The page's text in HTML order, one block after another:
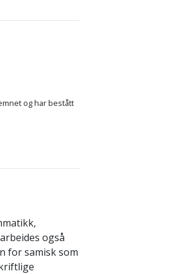
og har bestått
også
for samisk som